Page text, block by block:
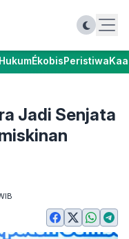
HukumÉkobisPeristiwa
Jadi Senjata